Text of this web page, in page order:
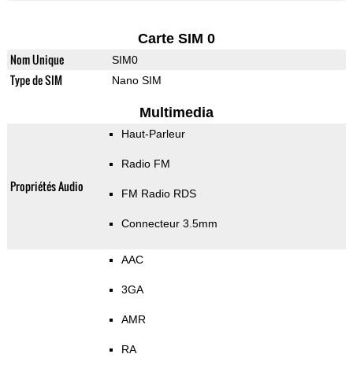
Carte SIM 0
Nom Unique SIM0
Type de SIM Nano SIM
Multimedia
Propriétés Audio
Haut-Parleur
Radio FM
FM Radio RDS
Connecteur 3.5mm
AAC
3GA
AMR
RA